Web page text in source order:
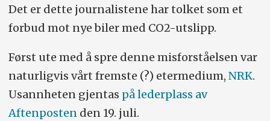
Det er dette journalistene har tolket som et
forbud mot nye biler med CO2-utslipp.
Først ute med å spre denne misforståelsen var
naturligvis vårt fremste (?) etermedium, NRK.
Usannheten gjentas på lederplass av
Aftenposten den 19. juli.